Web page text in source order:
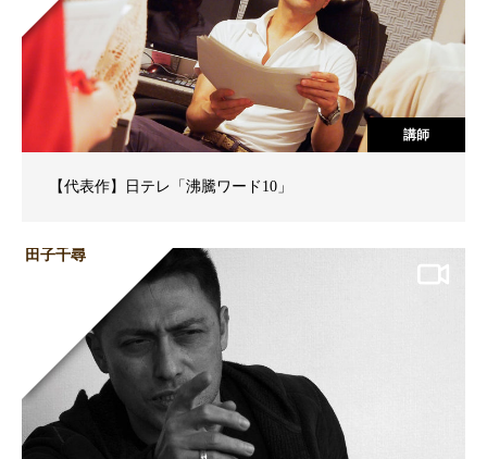
講師
【代表作】日テレ「沸騰ワード10」
田子千尋